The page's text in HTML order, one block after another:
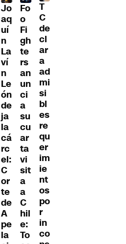
Jo
aq
uí
n
La
ví
n
Le
ón
de
ja
la
cá
rc
el:
C
or
te
de
A
pe
la
Fo
o
Fi
gh
te
rs
an
un
ci
a
su
cu
ar
ta
vi
sit
a
a
C
hil
e:
To
T
C
de
cl
ar
a
ad
mi
si
bl
es
re
qu
er
im
ie
nt
os
po
r
in
co